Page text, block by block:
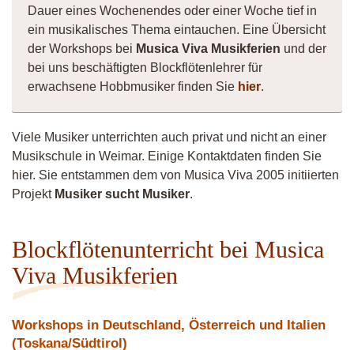
Dauer eines Wochenendes oder einer Woche tief in
ein musikalisches Thema eintauchen. Eine Übersicht
der Workshops bei Musica Viva Musikferien und der
bei uns beschäftigten Blockflötenlehrer für
erwachsene Hobbmusiker finden Sie hier.
Viele Musiker unterrichten auch privat und nicht an einer
Musikschule in Weimar. Einige Kontaktdaten finden Sie
hier. Sie entstammen dem von Musica Viva 2005 initiierten
Projekt Musiker sucht Musiker.
Blockflötenunterricht bei Musica
Viva Musikferien
Workshops in Deutschland, Österreich und Italien
(Toskana/Südtirol)